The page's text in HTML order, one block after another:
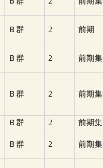
Ｂ群 2 前期
Ｂ群 2 前期
Ｂ群 2 前期
Ｂ群 2 前期
Ｂ群 2 前期